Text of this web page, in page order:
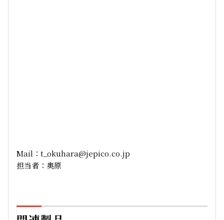
Mail：t_okuhara@jepico.co.jp
担当者：奥原